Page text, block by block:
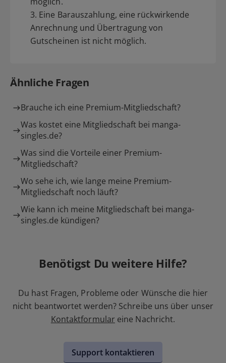
3. Eine Barauszahlung, eine rückwirkende
Anrechnung und Übertragung von
Gutscheinen ist nicht möglich.
Ähnliche Fragen
Brauche ich eine Premium-Mitgliedschaft?
Was kostet eine Mitgliedschaft bei manga-
singles.de?
Was sind die Vorteile einer Premium-
Mitgliedschaft?
Wo sehe ich, wie lange meine Premium-
Mitgliedschaft noch läuft?
Wie kann ich meine Mitgliedschaft bei manga-
singles.de kündigen?
Benötigst Du weitere Hilfe?
Du hast Fragen, Probleme oder Wünsche die hier
nicht beantwortet werden? Schreibe uns über unser
Kontaktformular eine Nachricht.
Support kontaktieren